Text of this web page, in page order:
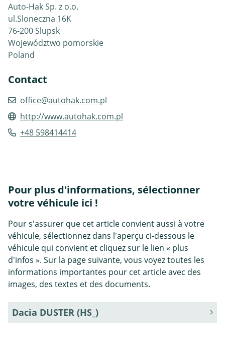
Auto-Hak Sp. z o.o.
ul.Sloneczna 16K
76-200 Slupsk
Województwo pomorskie
Poland
Contact
office@autohak.com.pl
http://www.autohak.com.pl
+48 598414414
Pour plus d'informations, sélectionner
votre véhicule ici !
Pour s'assurer que cet article convient aussi à votre
véhicule, sélectionnez dans l'aperçu ci-dessous le
véhicule qui convient et cliquez sur le lien « plus
d'infos ». Sur la page suivante, vous voyez toutes les
informations importantes pour cet article avec des
images, des textes et des documents.
Dacia DUSTER (HS_)